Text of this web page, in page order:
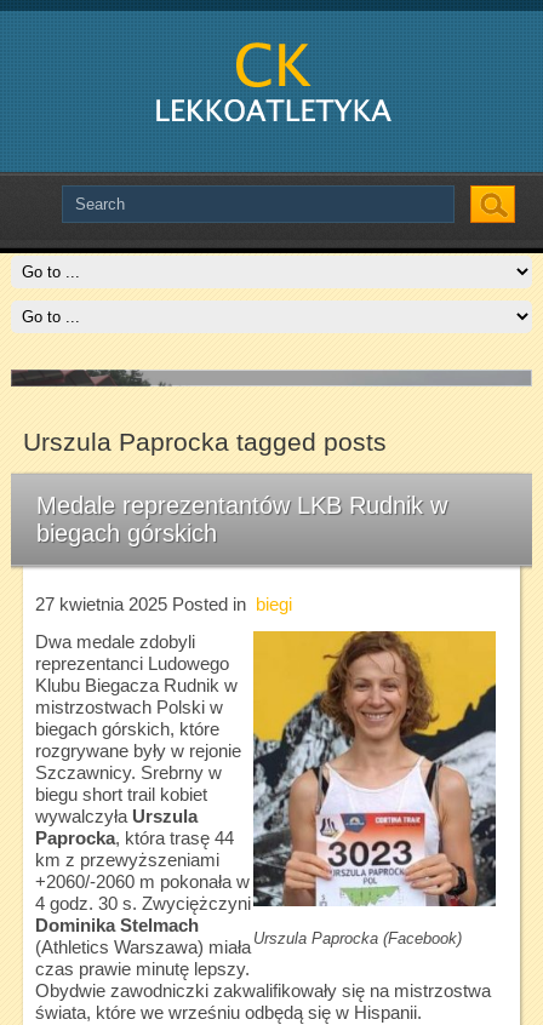
Slide # 2
Czytaj więcej
Urszula Paprocka tagged posts
Medale reprezentantów LKB Rudnik w
biegach górskich
27 kwietnia 2025Posted in biegi
Urszula Paprocka (Facebook)
Dwa medale zdobyli
reprezentanci Ludowego
Klubu Biegacza Rudnik w
mistrzostwach Polski w
biegach górskich, które
rozgrywane były w rejonie
Szczawnicy. Srebrny w
biegu short trail kobiet
wywalczyła Urszula
Paprocka, która trasę 44
km z przewyższeniami
+2060/-2060 m pokonała w
4 godz. 30 s. Zwyciężczyni
Dominika Stelmach
(Athletics Warszawa) miała
czas prawie minutę lepszy.
Obydwie zawodniczki zakwalifikowały się na mistrzostwa
świata, które we wrześniu odbędą się w Hispanii.